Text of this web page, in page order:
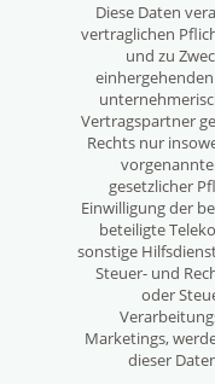
Diese Daten
vertraglichen
und zu
Vertragspartner
Rechts nur
gesetzlicher
Einwilligung der
beteiligte
sonstige
Steuer- und
oder
Marketings,
dieser